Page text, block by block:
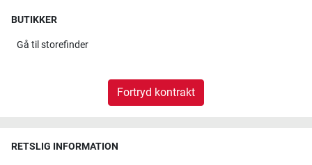
BUTIKKER
Gå til storefinder
Fortryd kontrakt
RETSLIG INFORMATION